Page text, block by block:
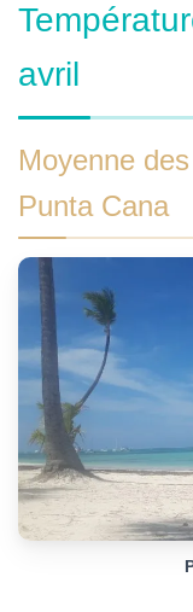
avril
Moyenne
Punta Cana